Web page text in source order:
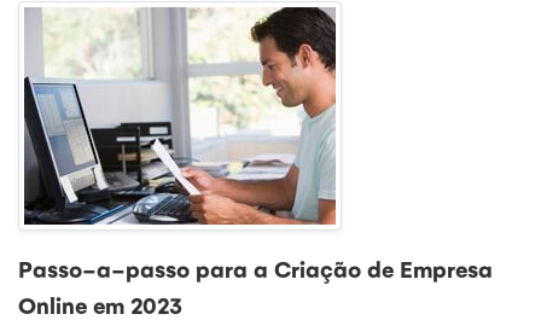
Passo-a-passo para a Criação de Empresa
Online em 2023